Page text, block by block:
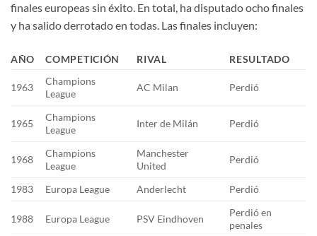
finales europeas sin éxito. En total, ha disputado ocho finales
y ha salido derrotado en todas. Las finales incluyen:
AÑO COMPETICIÓN RIVAL RESULTADO
1963
Champions
League
AC Milan Perdió
1965
Champions
League
Inter de Milán Perdió
1968
Champions
League
Manchester
United
Perdió
1983 Europa League Anderlecht Perdió
1988 Europa League PSV Eindhoven
Perdió en
penales